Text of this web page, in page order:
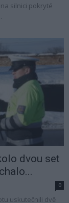
silnici pokryté
dvou set
0
uskutečnili dvě